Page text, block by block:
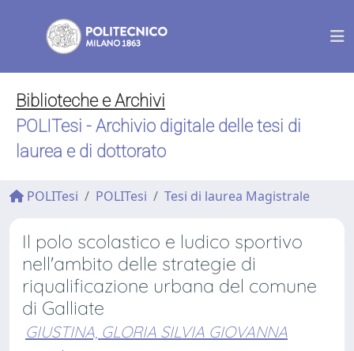
Biblioteche e Archivi
POLITesi - Archivio digitale delle tesi di
laurea e di dottorato
POLITesi POLITesi Tesi di laurea Magistrale
Il polo scolastico e ludico sportivo
nell'ambito delle strategie di
riqualificazione urbana del comune
di Galliate
GIUSTINA, GLORIA SILVIA GIOVANNA